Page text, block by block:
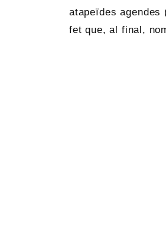
atapeïdes
fet que, al final,